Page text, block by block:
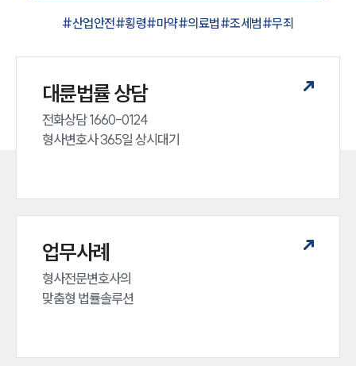
#산업안전#횡령#마약#의료법#조세범#무죄
대륜법률 상담
전화상담 1660-0124
형사변호사 365일 상시대기
업무사례
형사전문변호사의
맞춤형 법률솔루션